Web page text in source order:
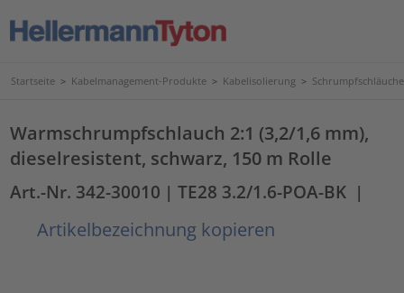
Startseite > Kabelmanagement-Produkte > Kabelisolierung > Schrumpfschläuche
Warmschrumpfschlauch 2:1 (3,2/1,6 mm),
dieselresistent, schwarz, 150 m Rolle
Art.-Nr. 342-30010 | TE28 3.2/1.6-POA-BK |
Artikelbezeichnung kopieren